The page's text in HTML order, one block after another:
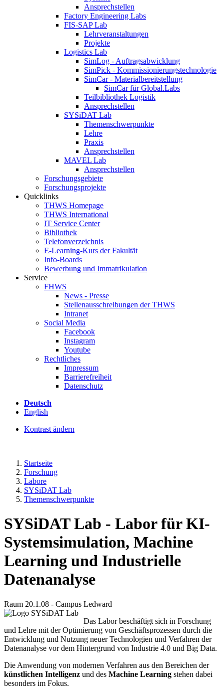
Ansprechstellen
Factory Engineering Labs
FIS-SAP Lab
Lehrveranstaltungen
Projekte
Logistics Lab
SimLog - Auftragsabwicklung
SimPick - Kommissionierungstechnologie
SimCar - Materialbereitstellung
SimCar für Global.Labs
Teilbibliothek Logistik
Ansprechstellen
SYSiDAT Lab
Themenschwerpunkte
Lehre
Praxis
Ansprechstellen
MAVEL Lab
Ansprechstellen
Forschungsgebiete
Forschungsprojekte
Quicklinks
THWS Homepage
THWS International
IT Service Center
Bibliothek
Telefonverzeichnis
E-Learning-Kurs der Fakultät
Info-Boards
Bewerbung und Immatrikulation
Service
FHWS
News - Presse
Stellenausschreibungen der THWS
Intranet
Social Media
Facebook
Instagram
Youtube
Rechtliches
Impressum
Barrierefreiheit
Datenschutz
Deutsch
English
Kontrast ändern
Startseite
Forschung
Labore
SYSiDAT Lab
Themenschwerpunkte
SYSiDAT Lab - Labor für KI-
Systemsimulation, Machine
Learning und Industrielle
Datenanalyse
Raum 20.1.08 - Campus Ledward
Das Labor beschäftigt sich in Forschung
und Lehre mit der Optimierung von Geschäftsprozessen durch die
Entwicklung und Nutzung neuer Technologien und Verfahren der
Datenanalyse vor dem Hintergrund von Industrie 4.0 und Big Data.
Die Anwendung von modernen Verfahren aus den Bereichen der
künstlichen Intelligenz und des Machine Learning stehen dabei
besonders im Fokus.